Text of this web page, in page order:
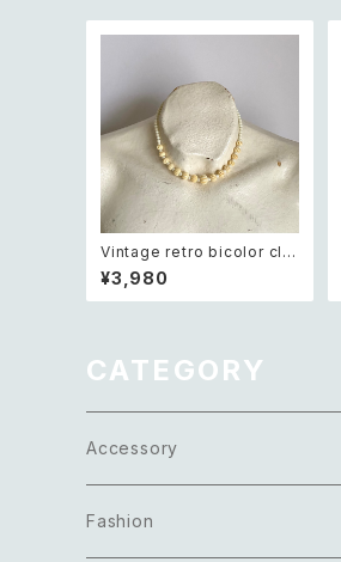
Vintage retro bicolor cla
ssical carving beads nec
klace レトロ ヴィンテージ ア
クセサリー オフホワイト バイ
¥3,980
CATEGORY
Accessory
Necklace
Fashion